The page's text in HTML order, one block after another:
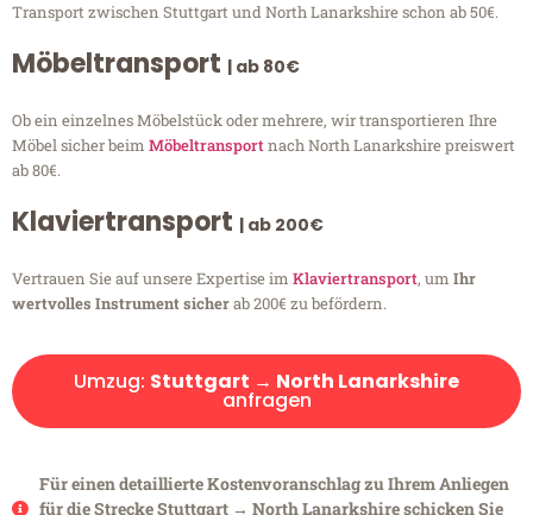
Transport zwischen Stuttgart und North Lanarkshire schon ab 50€.
Möbeltransport | ab 80€
Ob ein einzelnes Möbelstück oder mehrere, wir transportieren Ihre
Möbel sicher beim Möbeltransportnach North Lanarkshire preiswert
ab 80€.
Klaviertransport | ab 200€
Vertrauen Sie auf unsere Expertise im Klaviertransport, um Ihr
wertvolles Instrument sicherab 200€ zu befördern.
Umzug: Stuttgart → North Lanarkshire
anfragen
Für einen detaillierte Kostenvoranschlag zu Ihrem Anliegen
für die Strecke Stuttgart → North Lanarkshire schicken Sie